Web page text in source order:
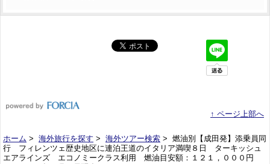
↑ ページ上部へ
ホーム > 海外旅行を探す > 海外ツアー検索 > 燃油別【成田発】添乗員同
行 フィレンツェ歴史地区に連泊王道のイタリア満喫８日 ターキッシュ
エアラインズ エコノミークラス利用 燃油目安額：１２１，０００円